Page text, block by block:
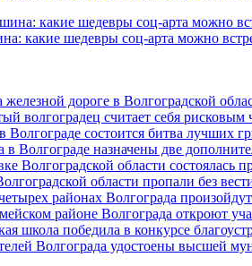
какие шедевры соц-арта можно
железной дороге в Волгоградской
волгоградец считает себя рисковым
Волгограде состоится битва лучших
в Волгограде назначены две
Волгоградской области состоялась
области пропали без
районах Волгограда
районе Волгограда откроют
школа победила в конкурсе
Волгограда удостоены высшей